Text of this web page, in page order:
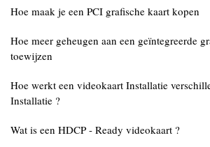
Hoe maak je een PCI grafische kaart kopen
Hoe meer geheugen aan een geïntegreerde
toewijzen
Hoe werkt een videokaart Installatie
Installatie ?
Wat is een HDCP - Ready videokaart ?